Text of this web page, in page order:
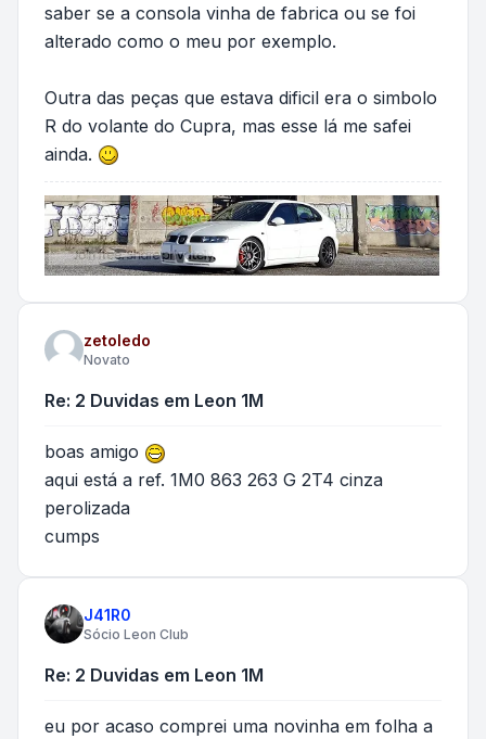
saber se a consola vinha de fabrica ou se foi
alterado como o meu por exemplo.
Outra das peças que estava dificil era o simbolo
R do volante do Cupra, mas esse lá me safei
ainda.
zetoledo
Novato
Re: 2 Duvidas em Leon 1M
boas amigo
aqui está a ref. 1M0 863 263 G 2T4 cinza
perolizada
cumps
J41R0
Sócio Leon Club
Re: 2 Duvidas em Leon 1M
eu por acaso comprei uma novinha em folha a